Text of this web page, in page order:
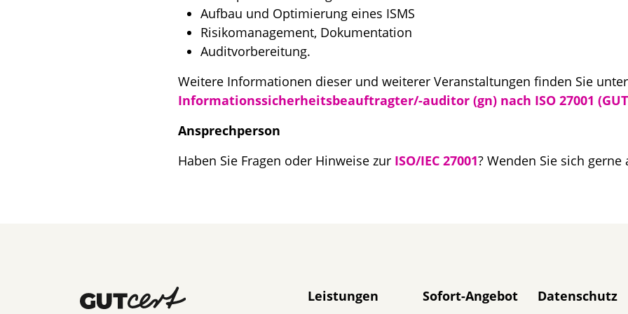
Aufbau und Optimierung eines ISMS
Risikomanagement, Dokumentation
Auditvorbereitung.
Weitere Informationen dieser und weiterer Veranstaltungen finden Sie
Informationssicherheitsbeauftragter/-auditor (gn) nach ISO 27001
Ansprechperson
Haben Sie Fragen oder Hinweise zur ISO/IEC 27001? Wenden Sie sich gerne
Navigation überspringen
Leistungen Sofort-Angebot Datenschutz